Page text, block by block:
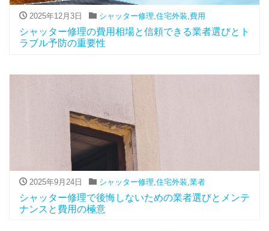
2025年12月3日 シャッター修理,住宅外装,費用
シャッター修理の費用相場と信頼できる業者選びとト
ラブル予防の重要性
2025年9月24日 シャッター修理 住宅外装 業者
シャッター修理で後悔しないための業者選びとメンテ
ナンスと費用の極意